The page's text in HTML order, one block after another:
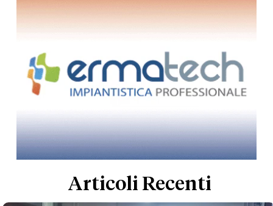
Articoli Recenti